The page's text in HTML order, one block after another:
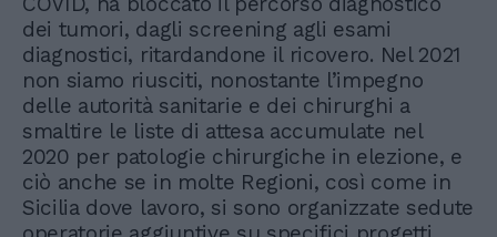
dei tumori, dagli screening agli esami
diagnostici, ritardandone il ricovero. Nel 2021
non siamo riusciti, nonostante l’impegno
delle autorità sanitarie e dei chirurghi a
smaltire le liste di attesa accumulate nel
2020 per patologie chirurgiche in elezione, e
ciò anche se in molte Regioni, così come in
Sicilia dove lavoro, si sono organizzate sedute